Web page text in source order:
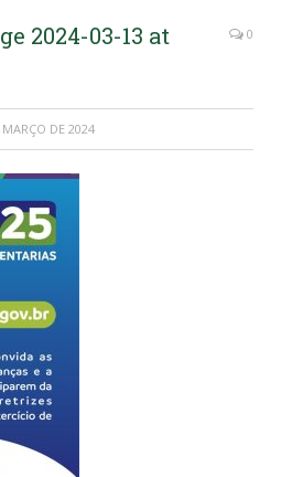
2024-03-13 at
0
MARÇO DE 2024